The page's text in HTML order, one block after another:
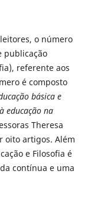
o número
publicação
referente aos
é composto
básica e
educação na
Theresa
oito artigos. Além
e Filosofia é
contínua e uma